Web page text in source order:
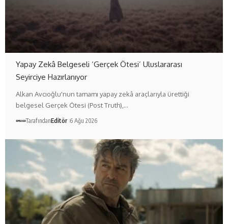
Yapay Zekâ Belgeseli ‘Gerçek Ötesi’ Uluslararası
Seyirciye Hazırlanıyor
Alkan Avcıoğlu'nun tamamı yapay zekâ araçlarıyla ürettiği
belgesel Gerçek Ötesi (Post Truth),…
TarafındanEditör 6 Ağu 2026